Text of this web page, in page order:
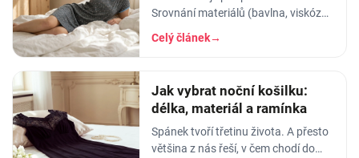
Srovnání materiálů (bavlna, viskóza,
len, hedvábí) a tipy na lehká letní
pyžama a noční košilky, ve kterých
Celý článek→
Jak vybrat noční košilku:
délka, materiál a ramínka
Spánek tvoří třetinu života. A přesto
většina z nás řeší, v čem chodí do